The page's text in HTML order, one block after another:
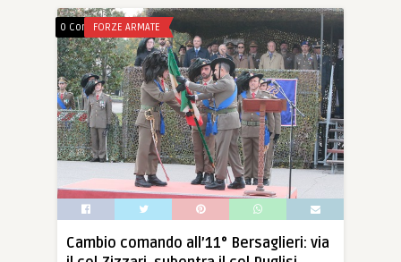
0 CommentsFORZE ARMATE
Cambio comando all’11° Bersaglieri: via